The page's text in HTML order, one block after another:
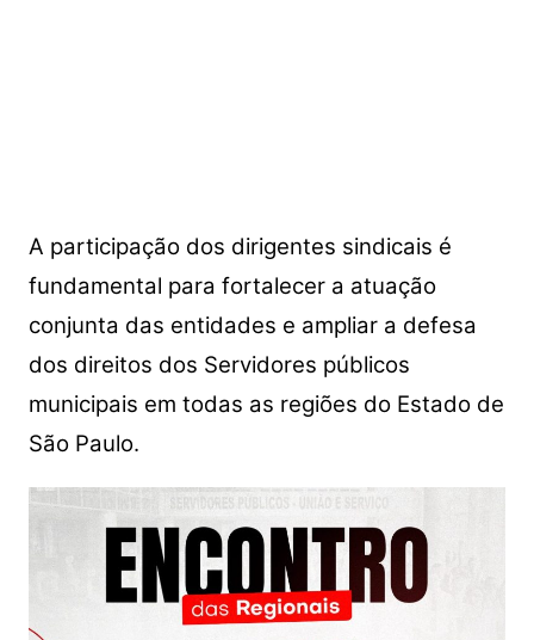
A participação dos dirigentes sindicais é
fundamental para fortalecer a atuação
conjunta das entidades e ampliar a defesa
dos direitos dos Servidores públicos
municipais em todas as regiões do Estado de
São Paulo.